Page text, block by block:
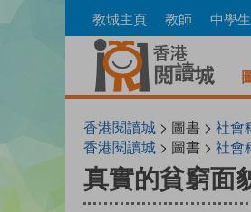
to
教城主頁 教師 中學生
香港閱讀城 > 圖書 > 社會
香港閱讀城 > 圖書 > 社會
真實的貧窮面